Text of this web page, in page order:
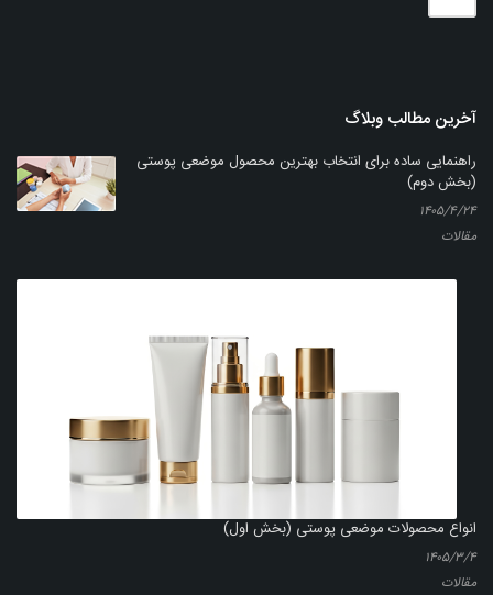
آخرین مطالب وبلاگ
راهنمایی ساده برای انتخاب بهترین محصول موضعی پوستی
(بخش دوم)
۱۴۰۵/۴/۲۴
مقالات
انواع محصولات موضعی پوستی (بخش اول)
۱۴۰۵/۳/۴
مقالات